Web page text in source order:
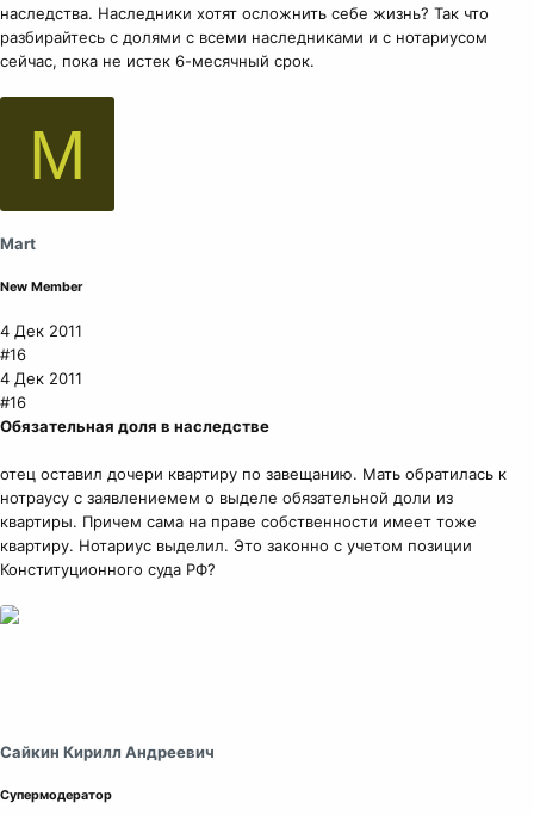
наследства. Наследники хотят осложнить себе жизнь? Так что
разбирайтесь с долями с всеми наследниками и с нотариусом
сейчас, пока не истек 6-месячный срок.
M
Mart
New Member
4 Дек 2011
#16
4 Дек 2011
#16
Обязательная доля в наследстве
отец оставил дочери квартиру по завещанию. Мать обратилась к
нотраусу с заявлениемем о выделе обязательной доли из
квартиры. Причем сама на праве собственности имеет тоже
квартиру. Нотариус выделил. Это законно с учетом позиции
Конституционного суда РФ?
Сайкин Кирилл Андреевич
Супермодератор